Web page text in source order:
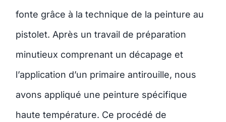
fonte grâce à la technique de la peinture au
pistolet. Après un travail de préparation
minutieux comprenant un décapage et
l’application d’un primaire antirouille, nous
avons appliqué une peinture spécifique
haute température. Ce procédé de